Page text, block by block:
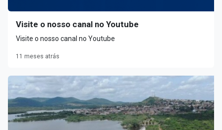
Visite o nosso canal no Youtube
Visite o nosso canal no Youtube
11 meses atrás